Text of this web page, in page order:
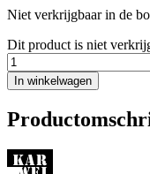
Niet verkrijgbaar in de
Dit product is niet
In winkelwagen